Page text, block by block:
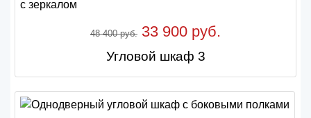
48 400 руб. 33 900 руб.
Угловой шкаф 3